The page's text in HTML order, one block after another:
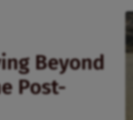
Beyond
Post-